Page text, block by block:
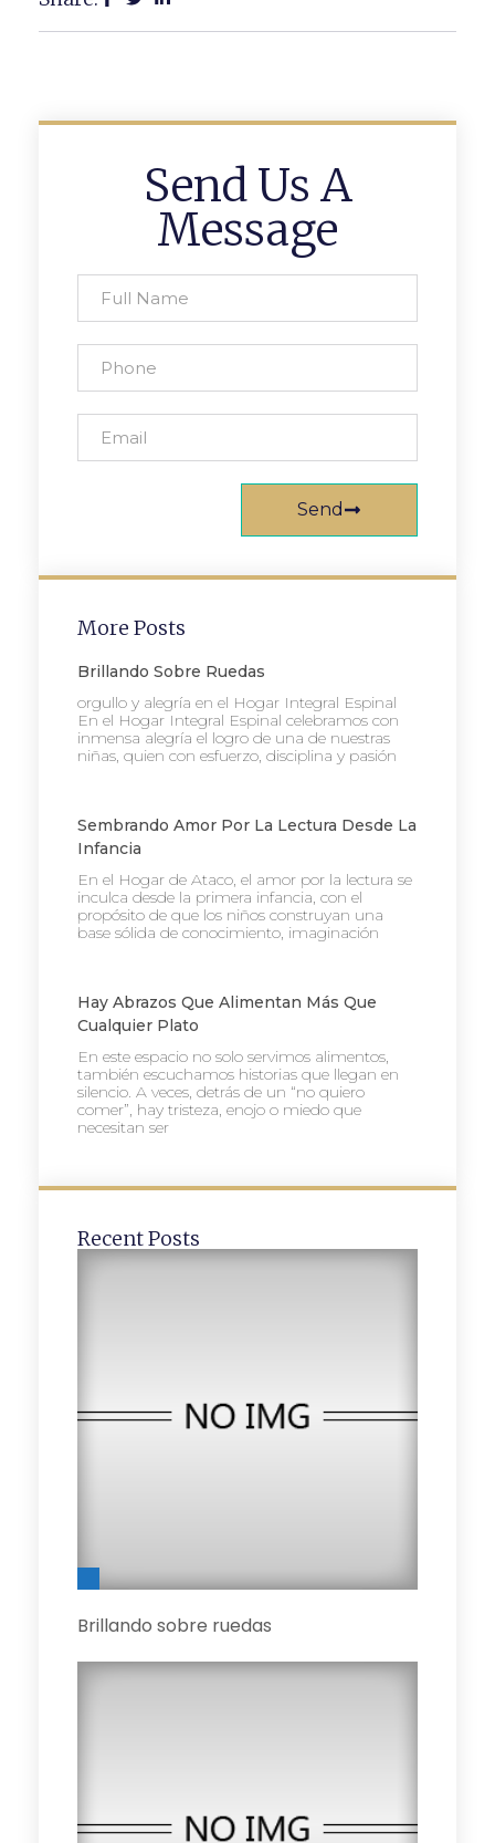
Send Us A
Message
Send
More Posts
Brillando Sobre Ruedas
orgullo y alegría en el Hogar Integral Espinal
En el Hogar Integral Espinal celebramos con
inmensa alegría el logro de una de nuestras
niñas, quien con esfuerzo, disciplina y pasión
Sembrando Amor Por La Lectura Desde La
Infancia
En el Hogar de Ataco, el amor por la lectura se
inculca desde la primera infancia, con el
propósito de que los niños construyan una
base sólida de conocimiento, imaginación
Hay Abrazos Que Alimentan Más Que
Cualquier Plato
En este espacio no solo servimos alimentos,
también escuchamos historias que llegan en
silencio. A veces, detrás de un “no quiero
comer”, hay tristeza, enojo o miedo que
necesitan ser
Recent Posts
Brillando sobre ruedas